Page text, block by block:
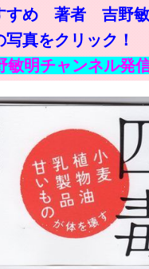
すめ 著者 吉野
真をクリック！
敏明チャンネル発